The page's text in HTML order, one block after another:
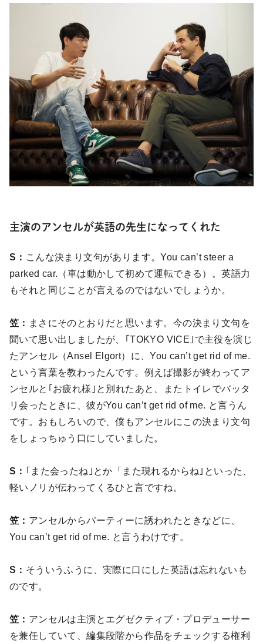
主演のアンセルが英語の先生になってくれた
S： こんな決まり文句があります。You can’t steer a
parked car.（車は動かして初めて運転できる）。英語力
もそれと同じことが言えるのではないでしょうか。
笠： まさにそのとおりだと思います。今の決まり文句を
聞いて思い出しましたが、｢TOKYO VICE｣で主役を演じ
たアンセル（Ansel Elgort）に、You can’t get rid of me.
という言葉を教わったんです。例えば撮影が終わってア
ンセルと｢お疲れ様｣と別れたあと、またトイレでバッタ
リ会ったときに、彼がYou can’t get rid of me. と言うん
です。おもしろいので、僕もアンセルにこの決まり文句
をしょっちゅう口にしていました。
S： ｢また会ったね｣とか「また現れるからね｣といった、
軽いノリが伝わってくるひと言ですね。
笠： アンセルからパーティーに誘われたときなどに、
You can’t get rid of me. と言うわけです。
S： そういうふうに、実際に口にした英語は忘れないも
のです。
笠： アンセルは主演とエグゼクティブ・プロデューサー
を兼任していて、編集段階から作品をチェックする権利